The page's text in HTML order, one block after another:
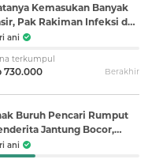
Kemasukan Banyak
Pak Rakiman Infeksi dan
Buta
ani
terkumpul
730.000 Berakhir
Buruh Pencari Rumput
Jantung Bocor,
Alvino Sembuh
ani